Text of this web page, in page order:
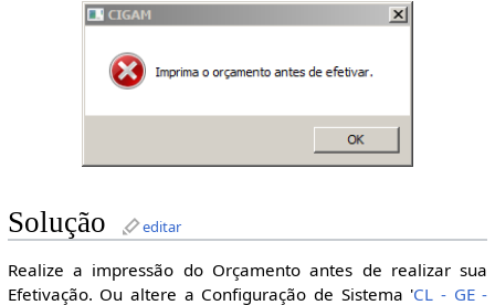
Solução editar
Realize a impressão do Orçamento antes de realizar sua
Efetivação. Ou altere a Configuração de Sistema 'CL - GE -